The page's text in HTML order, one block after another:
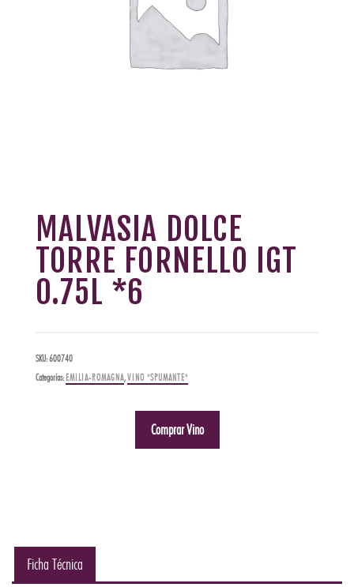
MALVASIA DOLCE
TORRE FORNELLO IGT
0.75L *6
SKU:600740
Categorías: EMILIA-ROMAGNA,VINO "SPUMANTE"
Comprar Vino
Ficha Técnica